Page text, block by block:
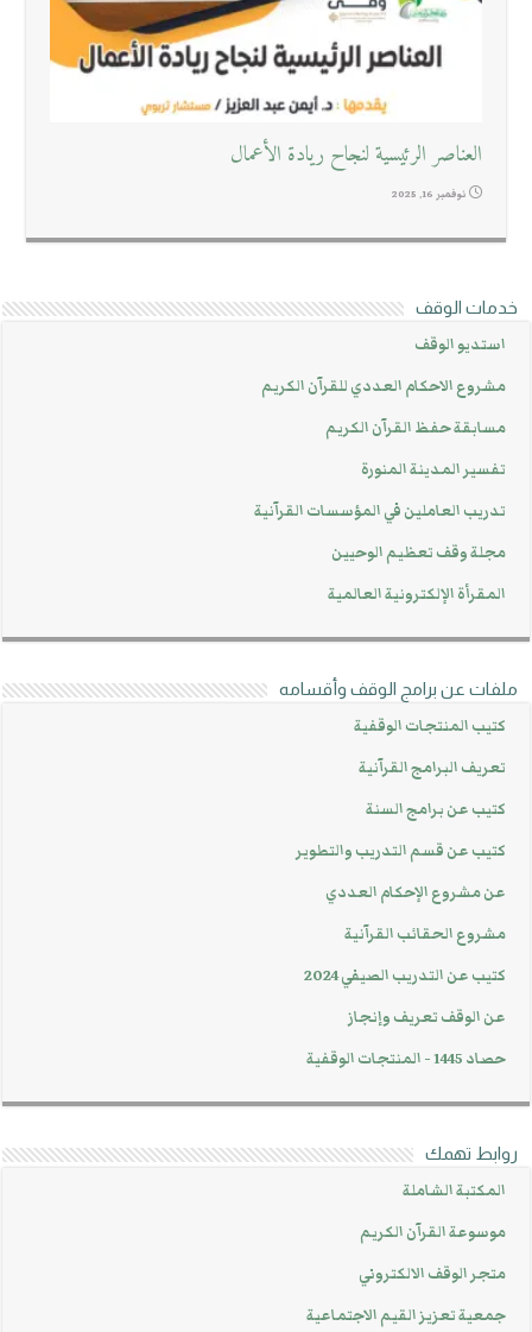
العناصر الرئيسية لنجاح ريادة الأعمال
نوفمبر 16, 2025
خدمات الوقف
استديو الوقف
مشروع الاحكام العددي للقرآن الكريم
مسابقة حفظ القرآن الكريم
تفسير المدينة المنورة
تدريب العاملين في المؤسسات القرآنية
مجلة وقف تعظيم الوحيين
المقرأة الإلكترونية العالمية
ملفات عن برامج الوقف وأقسامه
كتيب المنتجات الوقفية
تعريف البرامج القرآنية
كتيب عن برامج السنة
كتيب عن قسم التدريب والتطوير
عن مشروع الإحكام العددي
مشروع الحقائب القرآنية
كتيب عن التدريب الصيفي 2024
عن الوقف تعريف وإنجاز
حصاد 1445 - المنتجات الوقفية
روابط تهمك
المكتبة الشاملة
موسوعة القرآن الكريم
متجر الوقف الالكتروني
جمعية تعزيز القيم الاجتماعية